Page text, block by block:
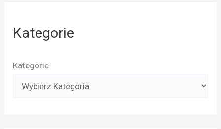
Kategorie
Kategorie